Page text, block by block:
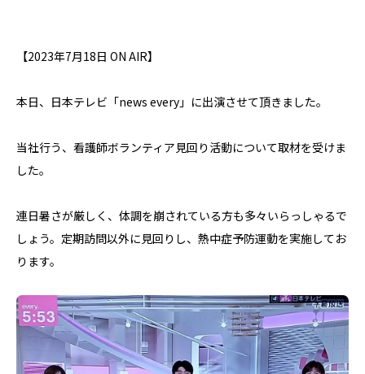
【2023年7月18日 ON AIR】
本日、日本テレビ「news every」に出演させて頂きました。
当社行う、看護師ボランティア見回り活動について取材を受けま
した。
連日暑さが厳しく、体調を崩されている方も多々いらっしゃるで
しょう。定期訪問以外に見回りし、熱中症予防運動を実施してお
ります。